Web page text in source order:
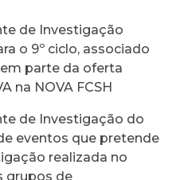
de Investigação
o 9º ciclo, associado
parte da oferta
na NOVA FCSH
de Investigação do
eventos que pretende
realizada no
grupos de